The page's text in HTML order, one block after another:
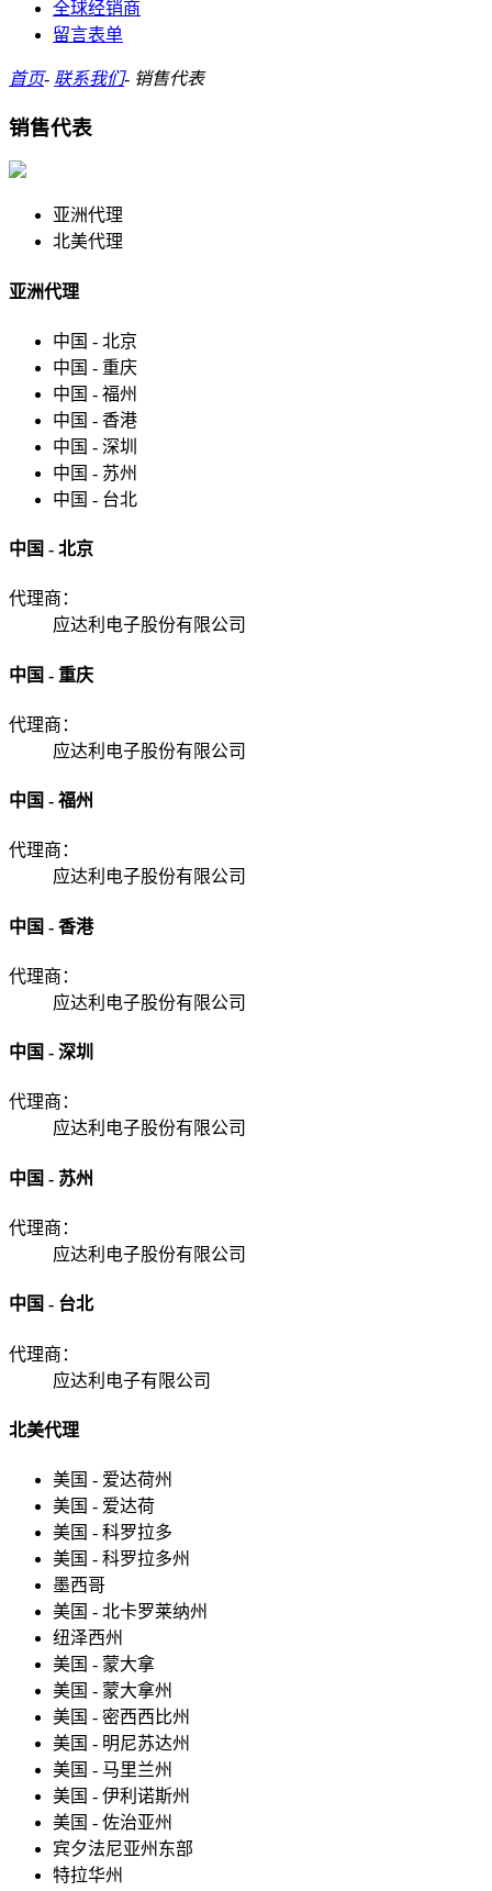
全球经销商
留言表单
首页- 联系我们- 销售代表
销售代表
亚洲代理
北美代理
亚洲代理
中国 - 北京
中国 - 重庆
中国 - 福州
中国 - 香港
中国 - 深圳
中国 - 苏州
中国 - 台北
中国 - 北京
代理商：
应达利电子股份有限公司
中国 - 重庆
代理商：
应达利电子股份有限公司
中国 - 福州
代理商：
应达利电子股份有限公司
中国 - 香港
代理商：
应达利电子股份有限公司
中国 - 深圳
代理商：
应达利电子股份有限公司
中国 - 苏州
代理商：
应达利电子股份有限公司
中国 - 台北
代理商：
应达利电子有限公司
北美代理
美国 - 爱达荷州
美国 - 爱达荷
美国 - 科罗拉多
美国 - 科罗拉多州
墨西哥
美国 - 北卡罗莱纳州
纽泽西州
美国 - 蒙大拿
美国 - 蒙大拿州
美国 - 密西西比州
美国 - 明尼苏达州
美国 - 马里兰州
美国 - 伊利诺斯州
美国 - 佐治亚州
宾夕法尼亚州东部
特拉华州